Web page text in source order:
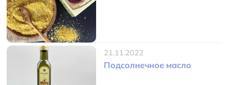
21.11.2022
Подсолнечное масло